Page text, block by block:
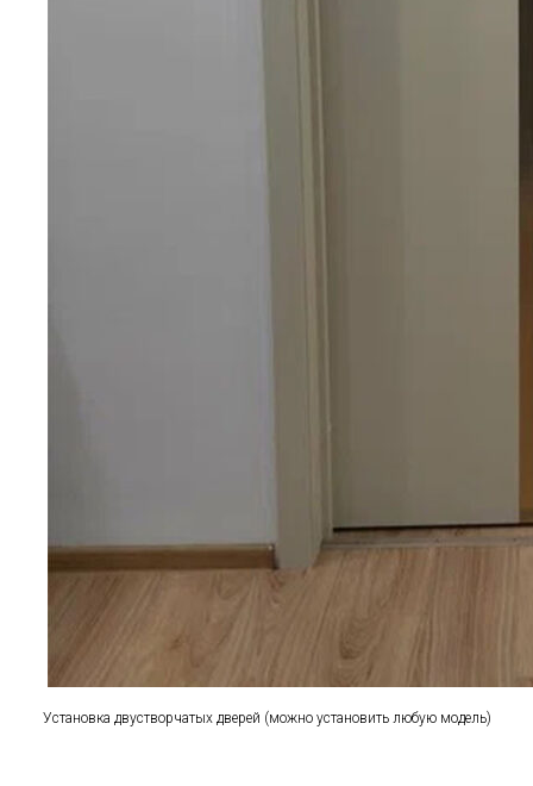
Установка двустворчатых дверей (можно установить любую модель)